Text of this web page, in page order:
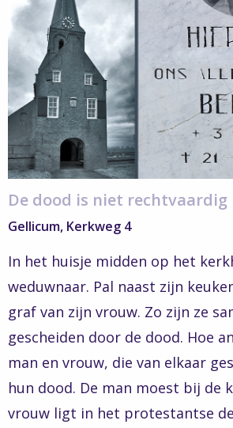
De dood is niet rechtvaardig
Gellicum, Kerkweg 4
In het huisje midden op het
weduwnaar. Pal naast zijn
graf van zijn vrouw. Zo zijn ze
gescheiden door de dood. Hoe
man en vrouw, die van elkaar
hun dood. De man moest bij de
vrouw ligt in het protestantse
Verhalen
De
dood
is
niet
rechtvaardig